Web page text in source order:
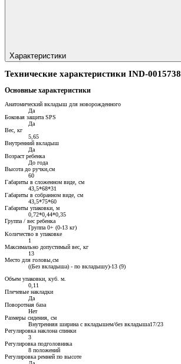
Характеристики
Технические характеристики IND-0015738
Основные характеристики
Анатомический вкладыш для новорожденного
Да
Боковая защита SPS
Да
Вес, кг
5,65
Внутренний вкладыш
Да
Возраст ребенка
До года
Высота до ручки,см
60
Габариты в сложенном виде, см
43,5*68*31
Габариты в собранном виде, см
43,5*75*60
Габариты упаковки, м
0,72*0,44*0,35
Группа / вес ребенка
Группа 0+ (0-13 кг)
Количество в упаковке
1
Максимально допустимый вес, кг
13
Место для головы,см
((Без вкладыша) - по вкладышу)-13 (9)
Объем упаковки, куб. м.
0,11
Плечевые накладки
Да
Поворотная база
Нет
Размеры сидения, см
Внутренняя ширина с вкладышем/без вкладыша17/23
Регулировка наклона спинки
3
Регулировка подголовника
8 положений
Регулировка ремней по высоте